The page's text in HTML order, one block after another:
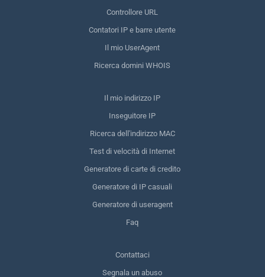
Controllore URL
Contatori IP e barre utente
Il mio UserAgent
Ricerca domini WHOIS
Il mio indirizzo IP
Inseguitore IP
Ricerca dell'indirizzo MAC
Test di velocità di Internet
Generatore di carte di credito
Generatore di IP casuali
Generatore di useragent
Faq
Contattaci
Segnala un abuso